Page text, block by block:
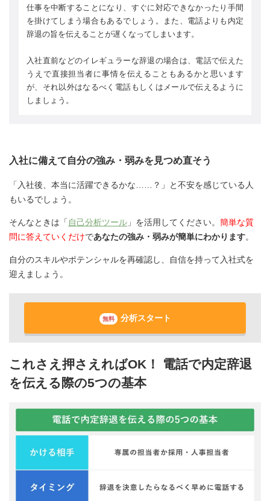
仕事を中断することになり、すぐに対応できなかったり手間
を掛けてしまう場合もあるでしょう。また、電話よりも内定
辞退の旨を伝えることが遅くなってしまいます。
入社直前などのイレギュラーな辞退の場合は、電話で伝えた
うえで直接担当者に事情を伝えることもあるかと思います
が、それ以外はなるべく電話もしくはメールで伝えるように
しましょう。
入社に備えて自分の強み・弱みを見つめ直そう
「入社後、本当に活躍できるかな……？」と不安を感じている人
もいるでしょう。
そんなときは「 自己分析ツール 」を活用してください。 簡単な質
問に答えていくだけであなたの強み・弱みが簡単にわかります。
自分のスキルやポテンシャルを再確認し、自信を持って入社式を
迎えましょう。
無料 分析スタート
これさえ押さえればOK！ 電話で内定辞退
を伝える際の5つの基本